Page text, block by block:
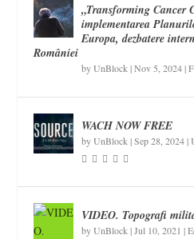
„Transforming Cancer
implementarea
Europa, dezbatere
României
byUnBlock |Nov 5, 2024|
WACH NOW FREE
byUnBlock |Sep 28, 2024|
VIDEO. Topografi
byUnBlock |Jul 10, 2021 |